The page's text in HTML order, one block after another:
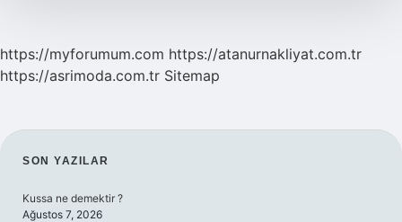
https://myforumum.com https://atanurnakliyat.com.tr
https://asrimoda.com.tr Sitemap
SIDEBAR
SON YAZILAR
Kussa ne demektir ?
Ağustos 7, 2026